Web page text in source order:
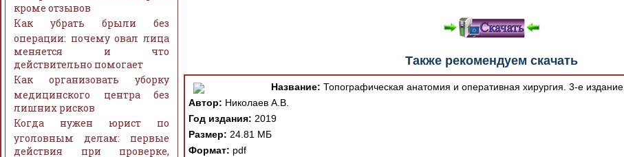
Также рекомендуем скачать
Название: Топографическая анатомия и оперативная хирургия. 3-е издание.
Автор: Николаев А.В.
Год издания: 2019
Размер: 24.81 МБ
Формат: pdf
кроме отзывов
Как убрать брыли без
операции: почему овал лица
меняется и что
действительно помогает
Как организовать уборку
медицинского центра без
лишних рисков
Когда нужен юрист по
уголовным делам: первые
действия при проверке,